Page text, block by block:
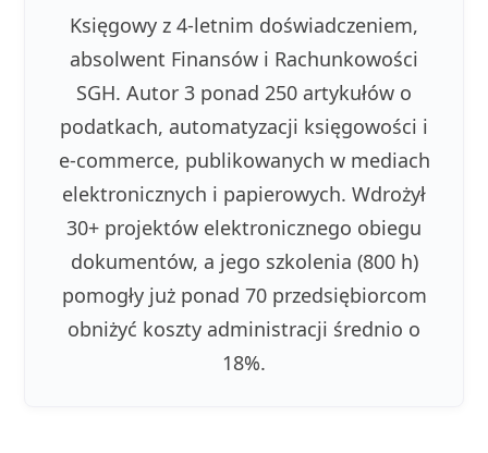
Księgowy z 4-letnim doświadczeniem,
absolwent Finansów i Rachunkowości
SGH. Autor 3 ponad 250 artykułów o
podatkach, automatyzacji księgowości i
e-commerce, publikowanych w mediach
elektronicznych i papierowych. Wdrożył
30+ projektów elektronicznego obiegu
dokumentów, a jego szkolenia (800 h)
pomogły już ponad 70 przedsiębiorcom
obniżyć koszty administracji średnio o
18%.